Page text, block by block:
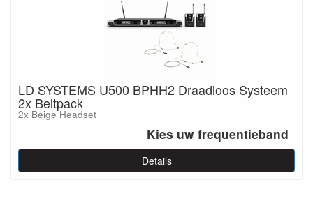
LD SYSTEMS U500 BPHH2 Draadloos Systeem
2x Beltpack
2x Beige Headset
Kies uw frequentieband
Details